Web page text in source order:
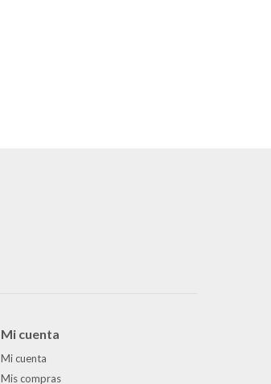
Mi cuenta
Mi cuenta
Mis compras